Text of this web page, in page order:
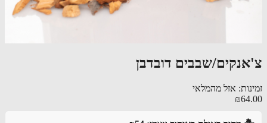
צ'אנקים/שבבים דובדבן
זמינות: אזל מהמלאי
₪64.00